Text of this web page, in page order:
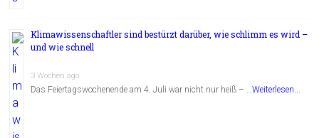
Klimawissenschaftler sind bestürzt darüber, wie schlimm es wird –
und wie schnell
3 Wochen ago
Das Feiertagswochenende am 4. Juli war nicht nur heiß – …Weiterlesen...